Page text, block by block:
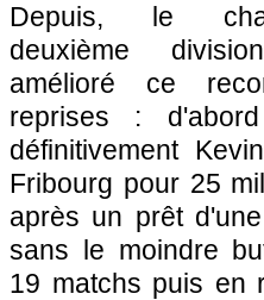
Depuis, le
deuxième
amélioré ce
reprises :
définitivement
Fribourg pour 25
après un prêt
sans le moindre
19 matchs puis en